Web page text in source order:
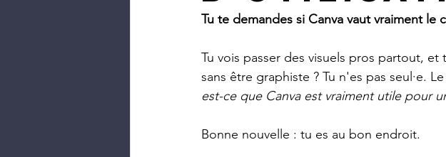
Tu te demandes si Canva vaut vraiment le
Tu vois passer des visuels pros partout,
sans être graphiste ? Tu n'es pas seul·e.
est-ce que Canva est vraiment utile pour
Bonne nouvelle : tu es au bon endroit.